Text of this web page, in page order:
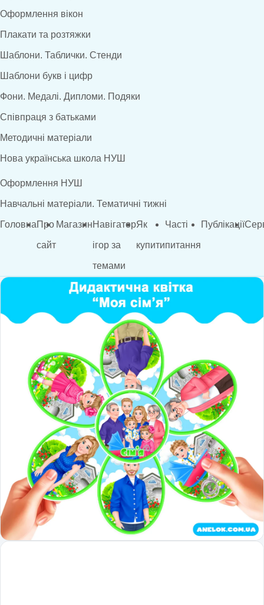
Оформлення вікон
Плакати та розтяжки
Шаблони. Таблички. Стенди
Шаблони букв і цифр
Фони. Медалі. Дипломи. Подяки
Співпраця з батьками
Методичні матеріали
Нова українська школа НУШ
Оформлення НУШ
Навчальні матеріали. Тематичні тижні
ГоловнаПро
сайт
МагазинНавігатор
ігор за
темами
Як
купити
Часті
питання
Публікації